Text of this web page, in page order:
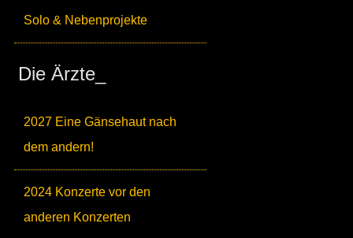
Solo & Nebenprojekte
Die Ärzte_
2027 Eine Gänsehaut nach
dem andern!
2024 Konzerte vor den
anderen Konzerten